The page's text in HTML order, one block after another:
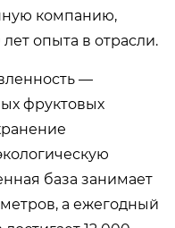
компанию,
опыта в отрасли.
—
фруктовых
база занимает
а ежегодный